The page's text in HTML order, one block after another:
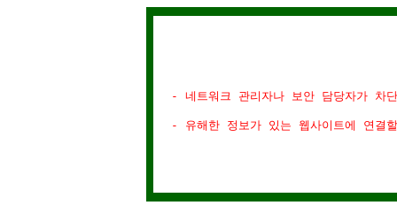
- 네트워크 관리자나 보안 담당자가 차
- 유해한 정보가 있는 웹사이트에 연결